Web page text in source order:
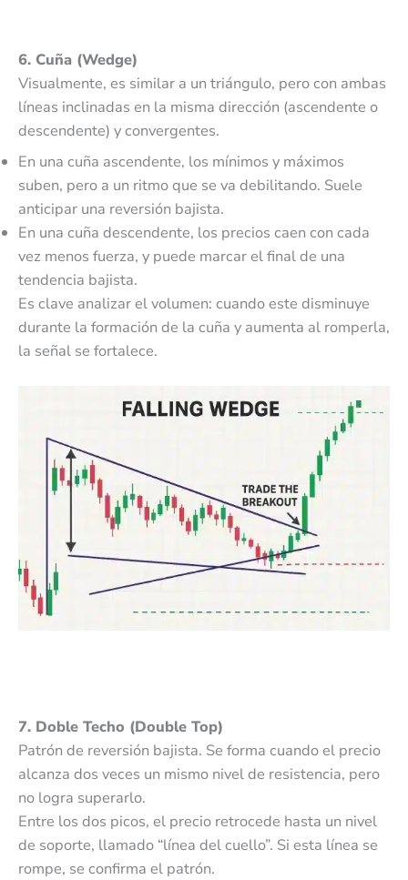
6. Cuña (Wedge)
Visualmente, es similar a un triángulo, pero con ambas
líneas inclinadas en la misma dirección (ascendente o
descendente) y convergentes.
En una cuña ascendente, los mínimos y máximos
suben, pero a un ritmo que se va debilitando. Suele
anticipar una reversión bajista.
En una cuña descendente, los precios caen con cada
vez menos fuerza, y puede marcar el final de una
tendencia bajista.
Es clave analizar el volumen: cuando este disminuye
durante la formación de la cuña y aumenta al romperla,
la señal se fortalece.
7. Doble Techo (Double Top)
Patrón de reversión bajista. Se forma cuando el precio
alcanza dos veces un mismo nivel de resistencia, pero
no logra superarlo.
Entre los dos picos, el precio retrocede hasta un nivel
de soporte, llamado “línea del cuello”. Si esta línea se
rompe, se confirma el patrón.